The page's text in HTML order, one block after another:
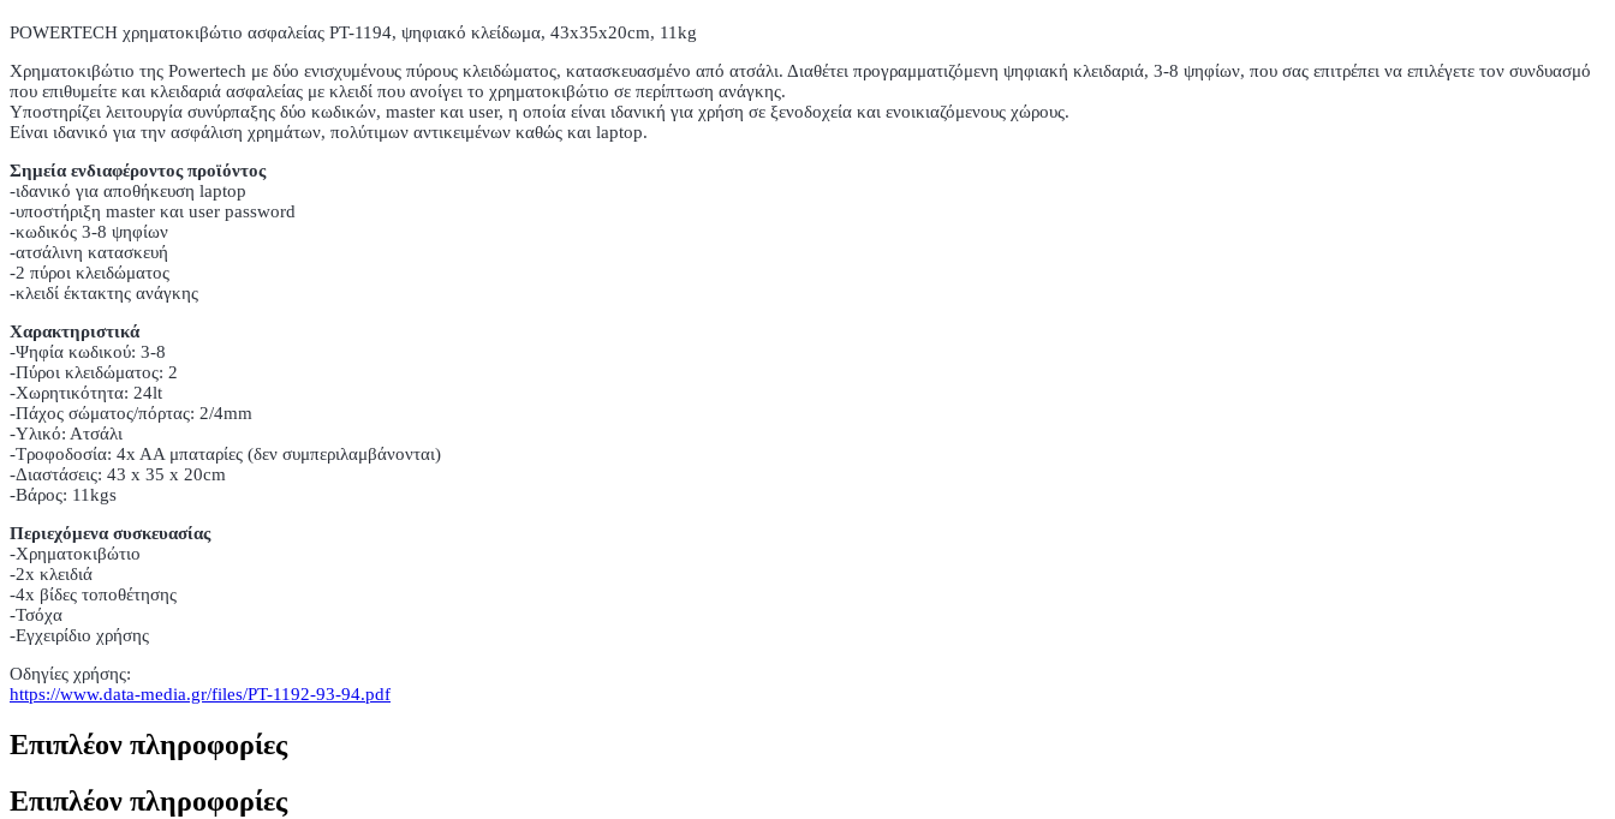
POWERTECH χρηματοκιβώτιο ασφαλείας PT-1194, ψηφιακό κλείδωμα, 43x35x20cm, 11kg
Χρηματοκιβώτιο της Powertech με δύο ενισχυμένους πύρους κλειδώματος, κατασκευασμένο από ατσάλι. Διαθέτει προγραμματιζόμενη ψηφιακή κλειδαριά, 3-8 ψηφίων, που σας επιτρέπει να επιλέγετε τον συνδυασμό
που επιθυμείτε και κλειδαριά ασφαλείας με κλειδί που ανοίγει το χρηματοκιβώτιο σε περίπτωση ανάγκης.
Υποστηρίζει λειτουργία συνύρπαξης δύο κωδικών, master και user, η οποία είναι ιδανική για χρήση σε ξενοδοχεία και ενοικιαζόμενους χώρους.
Είναι ιδανικό για την ασφάλιση χρημάτων, πολύτιμων αντικειμένων καθώς και laptop.
Σημεία ενδιαφέροντος προϊόντος
-ιδανικό για αποθήκευση laptop
-υποστήριξη master και user password
-κωδικός 3-8 ψηφίων
-ατσάλινη κατασκευή
-2 πύροι κλειδώματος
-κλειδί έκτακτης ανάγκης
Χαρακτηριστικά
-Ψηφία κωδικού: 3-8
-Πύροι κλειδώματος: 2
-Χωρητικότητα: 24lt
-Πάχος σώματος/πόρτας: 2/4mm
-Υλικό: Ατσάλι
-Τροφοδοσία: 4x AA μπαταρίες (δεν συμπεριλαμβάνονται)
-Διαστάσεις: 43 x 35 x 20cm
-Βάρος: 11kgs
Περιεχόμενα συσκευασίας
-Χρηματοκιβώτιο
-2x κλειδιά
-4x βίδες τοποθέτησης
-Τσόχα
-Εγχειρίδιο χρήσης
Οδηγίες χρήσης:
https://www.data-media.gr/files/PT-1192-93-94.pdf
Επιπλέον πληροφορίες
Επιπλέον πληροφορίες